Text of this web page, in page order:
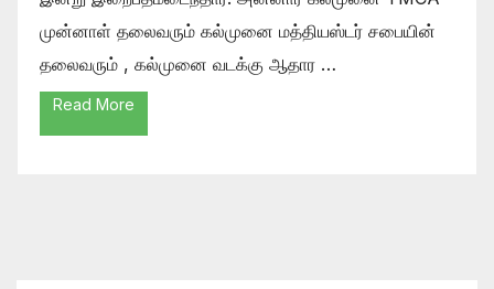
முன்னாள் தலைவரும் கல்முனை மத்தியஸ்டர் சபையின்
தலைவரும் , கல்முனை வடக்கு ஆதார …
Read More